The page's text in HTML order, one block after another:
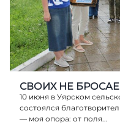
СВОИХ НЕ
10 июня в Уярском
состоялся
— моя опора: от поля...